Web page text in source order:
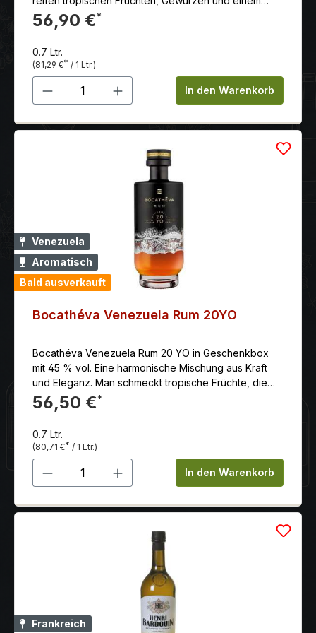
dezent rauchigen Abgang. Limitiert auf 3.600
Flaschen.
56,90 €*
0.7 Ltr.
(81,29 €* / 1 Ltr.)
Produkt Anzahl: Gib denIn den Warenkorb
Venezuela
Aromatisch
Bald ausverkauft
Bocathéva Venezuela Rum 20YO
Bocathéva Venezuela Rum 20 YO in Geschenkbox
mit 45 % vol. Eine harmonische Mischung aus Kraft
und Eleganz. Man schmeckt tropische Früchte, die
von dunkleren Noten wie Tabak, warmen Gewürzen
und Leder begleitet werden. Der Abgang ist sehr
präsenten Eichennote.
56,50 €*
0.7 Ltr.
(80,71 €* / 1 Ltr.)
Produkt Anzahl: Gib denIn den Warenkorb
Frankreich